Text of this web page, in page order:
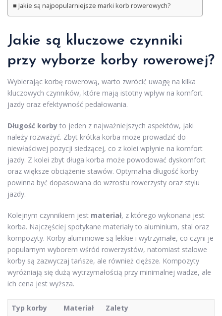
Jakie są najpopularniejsze marki korb rowerowych?
Jakie są kluczowe czynniki
przy wyborze korby rowerowej?
Wybierając korbę rowerową, warto zwrócić uwagę na kilka
kluczowych czynników, które mają istotny wpływ na komfort
jazdy oraz efektywność pedałowania.
Długość korby to jeden z najważniejszych aspektów, jaki
należy rozważyć. Zbyt krótka korba może prowadzić do
niewłaściwej pozycji siedzącej, co z kolei wpłynie na komfort
jazdy. Z kolei zbyt długa korba może powodować dyskomfort
oraz większe obciążenie stawów. Optymalna długość korby
powinna być dopasowana do wzrostu rowerzysty oraz stylu
jazdy.
Kolejnym czynnikiem jest materiał, z którego wykonana jest
korba. Najczęściej spotykane materiały to aluminium, stal oraz
kompozyty. Korby aluminiowe są lekkie i wytrzymałe, co czyni je
popularnym wyborem wśród rowerzystów, natomiast stalowe
korby są zazwyczaj tańsze, ale również cięższe. Kompozyty
wyróżniają się dużą wytrzymałością przy minimalnej wadze, ale
ich cena jest wyższa.
Typ korby Materiał Zalety